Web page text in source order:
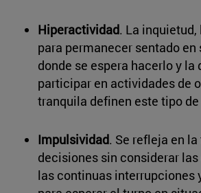
Hiperactividad. La
para permanecer sentado
donde se espera hacerlo y
participar en actividades de
tranquila definen este tipo
Impulsividad. Se refleja en
decisiones sin considerar
las continuas interrupciones